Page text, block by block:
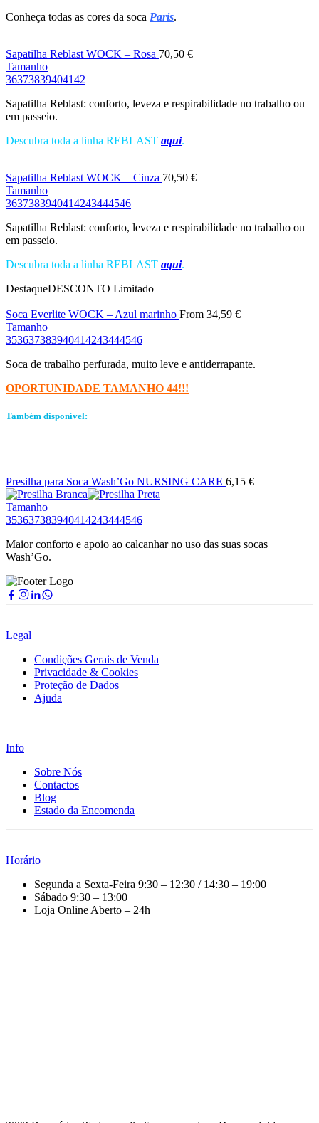
Conheça todas as cores da soca Paris.
Sapatilha Reblast WOCK – Rosa 70,50 €
Tamanho
36373839404142
Sapatilha Reblast: conforto, leveza e respirabilidade no trabalho ou
em passeio.
Descubra toda a linha REBLAST aqui.
Sapatilha Reblast WOCK – Cinza 70,50 €
Tamanho
3637383940414243444546
Sapatilha Reblast: conforto, leveza e respirabilidade no trabalho ou
em passeio.
Descubra toda a linha REBLAST aqui.
DestaqueDESCONTO Limitado
Soca Everlite WOCK – Azul marinho From 34,59 €
Tamanho
353637383940414243444546
Soca de trabalho perfurada, muito leve e antiderrapante.
OPORTUNIDADE TAMANHO 44!!!
Também disponível:
Presilha para Soca Wash’Go NURSING CARE 6,15 €
Tamanho
353637383940414243444546
Maior conforto e apoio ao calcanhar no uso das suas socas
Wash’Go.
Legal
Condições Gerais de Venda
Privacidade & Cookies
Proteção de Dados
Ajuda
Info
Sobre Nós
Contactos
Blog
Estado da Encomenda
Horário
Segunda a Sexta-Feira 9:30 – 12:30 / 14:30 – 19:00
Sábado 9:30 – 13:00
Loja Online Aberto – 24h